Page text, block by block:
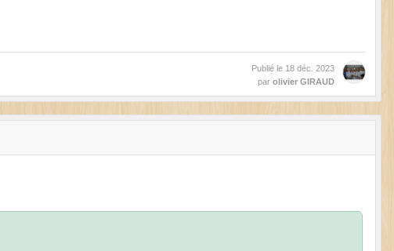
Publié le 18 déc. 2023
par olivier GIRAUD